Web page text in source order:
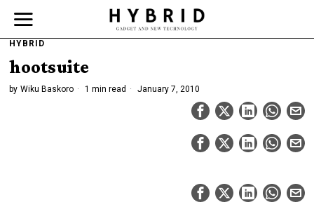
HYBRID
hootsuite
by Wiku Baskoro 1 min read January 7, 2010